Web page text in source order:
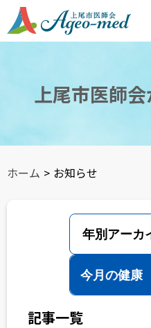
上尾市医師
ホーム > お知らせ
記事一覧